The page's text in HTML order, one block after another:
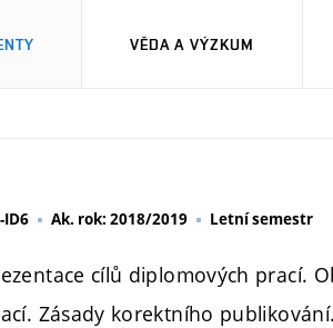
VĚDA A VÝZKUM
ID6 Ak. rok: 2018/2019 Letní semestr
cílů diplomových prací.
Zásady korektního